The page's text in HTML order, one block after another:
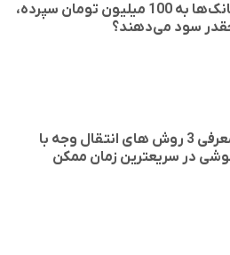
بانک‌ها به 100 میلیون تومان سپرده،
سود می‌دهند؟
معرفی 3 روش های انتقال وجه با
در سریعترین زمان ممکن